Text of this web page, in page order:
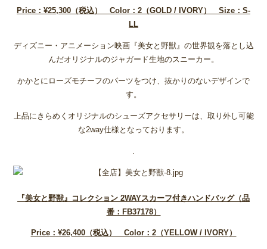
Price ：¥25,300 （税込） Color ：2 （GOLD / IVORY） Size ：S-
LL
ディズニー・アニメーション映画『美女と野獣』の世界観を落とし込
んだオリジナルのジャガード生地のスニーカー。
かかとにローズモチーフのパーツをつけ、抜かりのないデザインで
す。
上品にきらめくオリジナルのシューズアクセサリーは、取り外し可能
な2way仕様となっております。
『美女と野獣』コレクション 2WAYスカーフ付きハンドバッグ（品
番：FB37178）
Price：¥26,400（税込） Color：2（YELLOW / IVORY）